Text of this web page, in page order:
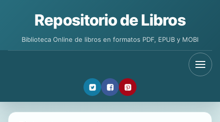
Repositorio de Libros
Biblioteca Online de libros en formatos PDF, EPUB y MOBI